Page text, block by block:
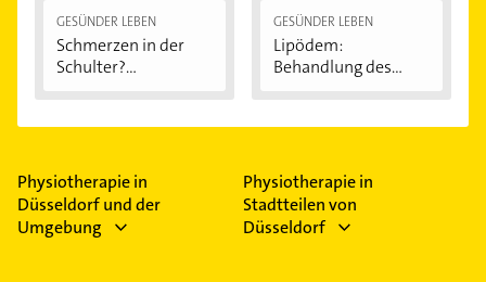
GESÜNDER LEBEN
Schmerzen in der
Schulter?
GESÜNDER LEBEN
Lipödem:
Behandlung des
Physiotherapie in
Düsseldorf und der
Umgebung
Physiotherapie in
Stadtteilen von
Düsseldorf